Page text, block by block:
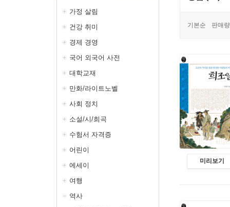
가정 살림
건강 취미
경제 경영
국어 외국어 사전
대학교재
만화/라이트노벨
사회 정치
소설/시/희곡
수험서 자격증
어린이
에세이
여행
역사
기본순 판매
미리보기